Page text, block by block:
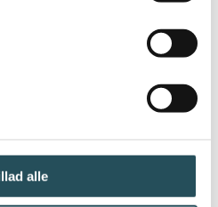
alle
og slutter kl.